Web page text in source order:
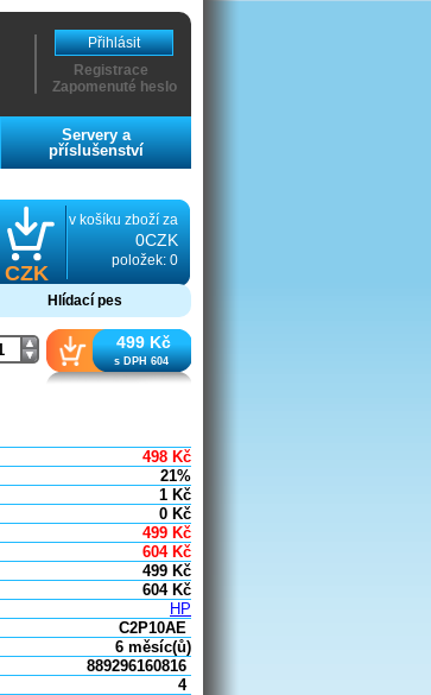
Přihlásit
Registrace
Zapomenuté heslo
Servery a
příslušenství
CZK
v košíku zboží za
0CZK
položek: 0
Hlídací pes
499 Kč
s DPH 604
498 Kč
21%
1 Kč
0 Kč
499 Kč
604 Kč
499 Kč
604 Kč
HP
C2P10AE
6 měsíc(ů)
889296160816
4